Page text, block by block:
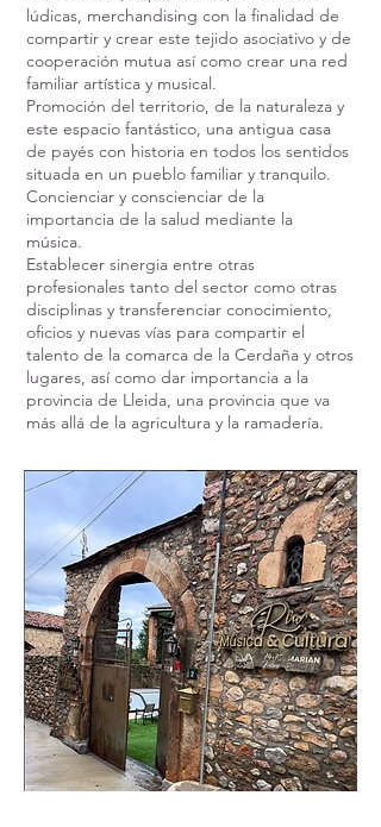
lúdicas, merchandising con la finalidad de
compartir y crear este tejido asociativo y de
cooperación mutua así como crear una red
familiar artística y musical.
Promoción del territorio, de la naturaleza y
este espacio fantástico, una antigua casa
de payés con historia en todos los sentidos
situada en un pueblo familiar y tranquilo.
Concienciar y conscienciar de la
importancia de la salud mediante la
música.
Establecer sinergia entre otras
profesionales tanto del sector como otras
disciplinas y transferenciar conocimiento,
oficios y nuevas vías para compartir el
talento de la comarca de la Cerdaña y otros
lugares, así como dar importancia a la
provincia de Lleida, una provincia que va
más allá de la agricultura y la ramadería.